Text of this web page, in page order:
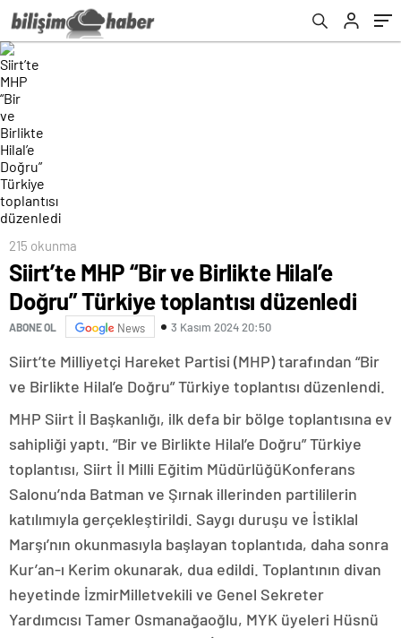
215 okunma
Siirt’te MHP “Bir ve Birlikte Hilal’e
Doğru” Türkiye toplantısı düzenledi
ABONE OL News 3 Kasım 2024 20:50
Siirt’te Milliyetçi Hareket Partisi (MHP) tarafından “Bir
ve Birlikte Hilal’e Doğru” Türkiye toplantısı düzenlendi.
MHP Siirt İl Başkanlığı, ilk defa bir bölge toplantısına ev
sahipliği yaptı. “Bir ve Birlikte Hilal’e Doğru” Türkiye
toplantısı, Siirt İl Milli Eğitim MüdürlüğüKonferans
Salonu’nda Batman ve Şırnak illerinden partililerin
katılımıyla gerçekleştirildi. Saygı duruşu ve İstiklal
Marşı’nın okunmasıyla başlayan toplantıda, daha sonra
Kur’an-ı Kerim okunarak, dua edildi. Toplantının divan
heyetinde İzmirMilletvekili ve Genel Sekreter
Yardımcısı Tamer Osmanağaoğlu, MYK üyeleri Hüsnü